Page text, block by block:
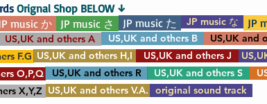
music か JP music さ JP music た JP music な JP
US,UK and others A US,UK and others B US,UK and
F.G US,UK and others H,I US,UK and others J
O,P,Q
US,UK and others S
US,UK and others R
X,Y,Z US,UK and others V.A. original sound track
Orignal Shop BELOW ↓